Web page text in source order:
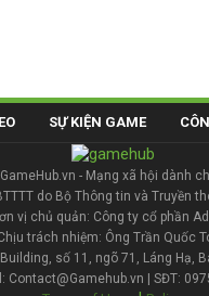
SỰ KIỆN GAME
- Mạng xã hội dành
do Bộ Thông tin và Truyền
vị chủ quản: Công ty cổ phần
trách nhiệm: Ông Trần Quốc
số 11, ngõ 71, Láng Hạ,
Contact@Gamehub.vn | SĐT: